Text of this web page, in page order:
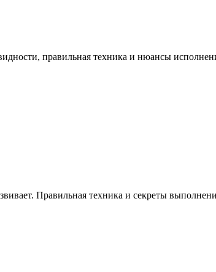
правильная техника и нюансы
Правильная техника и секреты